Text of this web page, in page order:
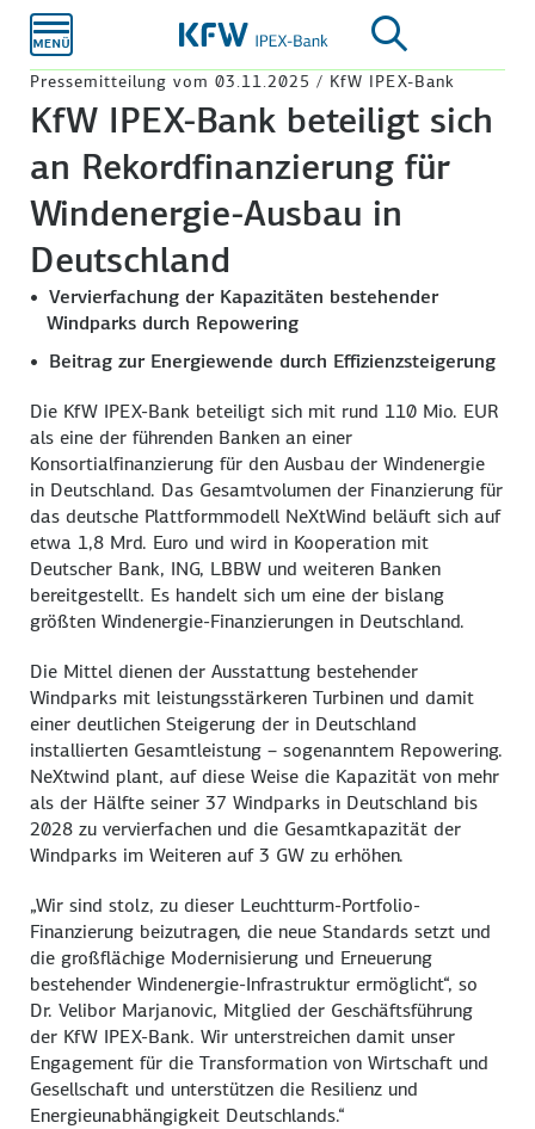
Hauptinhalt
Pressemitteilung vom 03.11.2025 / KfW IPEX-Bank
KfW IPEX-Bank beteiligt sich
an Rekordfinanzierung für
Windenergie-Ausbau in
Deutschland
Vervierfachung der Kapazitäten bestehender
Windparks durch Repowering
Beitrag zur Energiewende durch Effizienzsteigerung
Die KfW IPEX-Bank beteiligt sich mit rund 110 Mio. EUR
als eine der führenden Banken an einer
Konsortialfinanzierung für den Ausbau der Windenergie
in Deutschland. Das Gesamtvolumen der Finanzierung für
das deutsche Plattformmodell NeXtWind beläuft sich auf
etwa 1,8 Mrd. Euro und wird in Kooperation mit
Deutscher Bank, ING, LBBW und weiteren Banken
bereitgestellt. Es handelt sich um eine der bislang
größten Windenergie-Finanzierungen in Deutschland.
Die Mittel dienen der Ausstattung bestehender
Windparks mit leistungsstärkeren Turbinen und damit
einer deutlichen Steigerung der in Deutschland
installierten Gesamtleistung – sogenanntem Repowering.
NeXtwind plant, auf diese Weise die Kapazität von mehr
als der Hälfte seiner 37 Windparks in Deutschland bis
2028 zu vervierfachen und die Gesamtkapazität der
Windparks im Weiteren auf 3 GW zu erhöhen.
„Wir sind stolz, zu dieser Leuchtturm-Portfolio-
Finanzierung beizutragen, die neue Standards setzt und
die großflächige Modernisierung und Erneuerung
bestehender Windenergie-Infrastruktur ermöglicht“, so
Dr. Velibor Marjanovic, Mitglied der Geschäftsführung
der KfW IPEX-Bank. Wir unterstreichen damit unser
Engagement für die Transformation von Wirtschaft und
Gesellschaft und unterstützen die Resilienz und
Energieunabhängigkeit Deutschlands.“